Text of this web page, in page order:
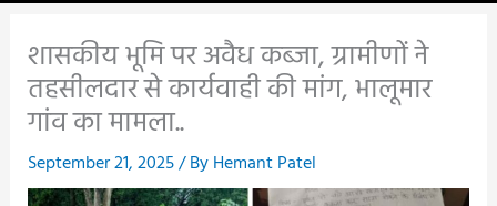
शासकीय भूमि पर अवैध कब्जा, ग्रामीणों ने
तहसीलदार से कार्यवाही की मांग, भालूमार
गांव का मामला..
September 21, 2025/ ByHemant Patel